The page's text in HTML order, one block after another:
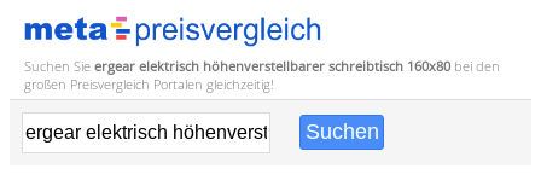
Suchen Sie ergear elektrisch höhenverstellbarer schreibtisch 160x80 bei den
großen Preisvergleich Portalen gleichzeitig!